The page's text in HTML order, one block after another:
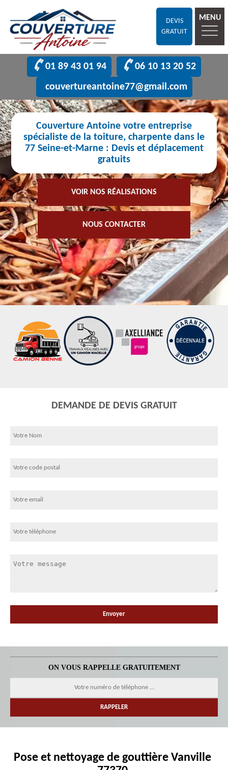
DEVIS
GRATUIT
MENU
01 89 43 01 94
06 10 13 20 52
couvertureantoine77@gmail.com
Couverture Antoine votre entreprise
spécialiste de la toiture, charpente dans le
77 Seine-et-Marne : Devis et déplacement
gratuits
VOIR NOS RÉALISATIONS
NOUS CONTACTER
DEMANDE DE DEVIS GRATUIT
ON VOUS RAPPELLE GRATUITEMENT
Pose et nettoyage de gouttière Vanville